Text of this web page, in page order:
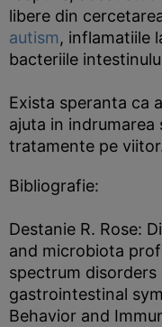
libere din
autism, inflamatiile
bacteriile
Exista speranta ca
ajuta in
tratamente pe
Bibliografie:
Destanie R. Rose:
and microbiota
spectrum
gastrointestinal
Behavior and